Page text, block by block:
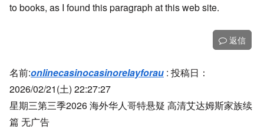
to books, as I found this paragraph at this web site.
返信
名前:onlinecasinocasinorelayforau : 投稿日：
2026/02/21(土) 22:27:27
星期三第三季2026 海外华人哥特悬疑 高清艾达姆斯家族续
篇 无广告